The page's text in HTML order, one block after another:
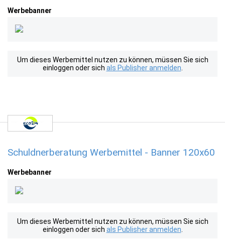
Werbebanner
Um dieses Werbemittel nutzen zu können, müssen Sie sich
einloggen oder sich als Publisher anmelden
Schuldnerberatung Werbemittel - Banner 120x60
Werbebanner
Um dieses Werbemittel nutzen zu können, müssen Sie sich
einloggen oder sich als Publisher anmelden